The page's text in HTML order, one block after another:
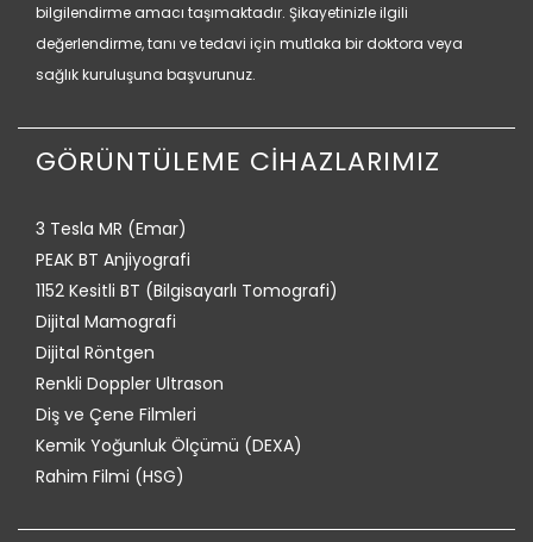
bilgilendirme amacı taşımaktadır. Şikayetinizle ilgili
değerlendirme, tanı ve tedavi için mutlaka bir doktora veya
sağlık kuruluşuna başvurunuz.
GÖRÜNTÜLEME CİHAZLARIMIZ
3 Tesla MR (Emar)
PEAK BT Anjiyografi
1152 Kesitli BT (Bilgisayarlı Tomografi)
Dijital Mamografi
Dijital Röntgen
Renkli Doppler Ultrason
Diş ve Çene Filmleri
Kemik Yoğunluk Ölçümü (DEXA)
Rahim Filmi (HSG)